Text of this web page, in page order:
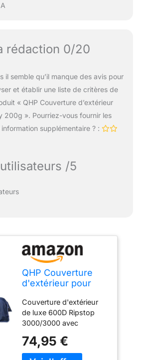
rédaction 0/20
il semble qu’il manque des avis pour
et établir une liste de critères de
« QHP Couverture d’extérieur
200g ». Pourriez-vous fournir les
supplémentaire ? :
/5
QHP Couverture
d'extérieur pour
Couverture d'extérieur
de luxe 600D Ripstop
3000/3000 avec
Imperméable et respirant.
Anneaux en D Garrot en
74,95 €